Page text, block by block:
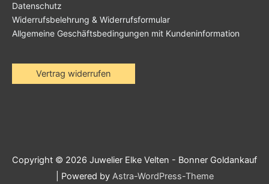
Datenschutz
Widerrufsbelehrung & Widerrufsformular
Allgemeine Geschäftsbedingungen mit Kundeninformation
Vertrag widerrufen
Copyright © 2026 Juwelier Elke Velten - Bonner Goldankauf
| Powered by Astra-WordPress-Theme